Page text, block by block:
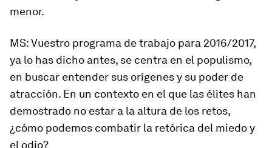
menor.
MS:Vuestro programa de trabajo para 2016/2017,
ya lo has dicho antes, se centra en el populismo,
en buscar entender sus orígenes y su poder de
atracción. En un contexto en el que las élites han
demostrado no estar a la altura de los retos,
¿cómo podemos combatir la retórica del miedo y
el odio?